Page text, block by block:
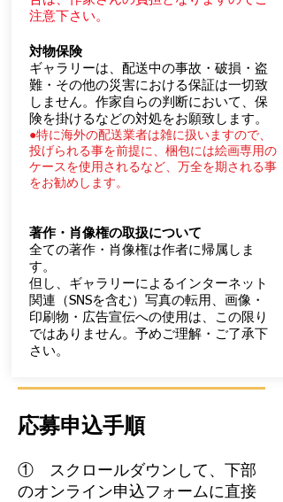
注意下さい。
対物保険
ギャラリーは、配送中の事故・破損・盗
難・その他の災害における保証は一切致
しません。作家自らの判断において、保
険を掛けるなどの対処をお願致します。
●特に海外の配送業者は雑に扱いますので、
投げられる事を前提に、梱包には絵画専用の
ケースを使用されるなど、万全を期される事
をお勧めします。
著作・肖像権の取扱について
全ての著作・肖像権は作者に帰属しま
す。
但し、ギャラリーによるインターネット
関連（SNSを含む）写真の転用、画像・
印刷物・広告宣伝への使用は、この限り
ではありません。予めご理解・ご了承下
さい。
応募申込手順
​① スクロールダウンして、下部
のオンライン申込フォームに直接